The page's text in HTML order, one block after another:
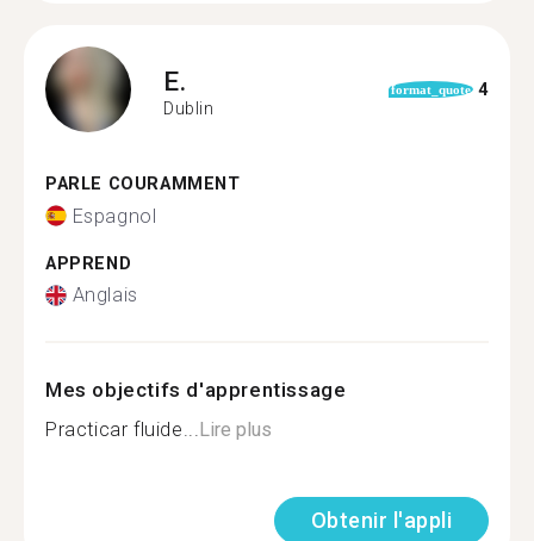
E.
Dublin
format_quote 4
PARLE COURAMMENT
Espagnol
APPREND
Anglais
Mes objectifs d'apprentissage
Practicar fluide...Lire plus
Obtenir l'appli